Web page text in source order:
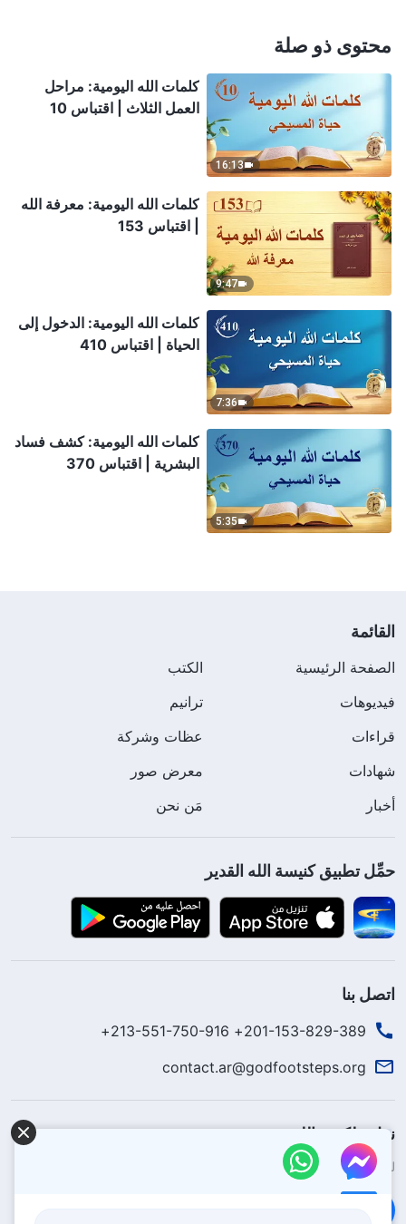
محتوى ذو صلة
16:13
كلمات الله اليومية: مراحل
العمل الثلاث | اقتباس 10
9:47
كلمات الله اليومية: معرفة الله
| اقتباس 153
7:36
كلمات الله اليومية: الدخول إلى
الحياة | اقتباس 410
5:35
كلمات الله اليومية: كشف فساد
البشرية | اقتباس 370
القائمة
الصفحة الرئيسية
الكتب
فيديوهات
ترانيم
قراءات
عظات وشركة
شهادات
معرض صور
أخبار
مَن نحن
حمِّل تطبيق كنيسة الله القدير
اتصل بنا
201-153-829-389+ 213-551-750-916+
contact.ar@godfootsteps.org
نزل ملكوت الله.
لقد نزلت المملكة بالفعل إلى الأرض! هل تريد دخوله؟